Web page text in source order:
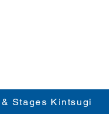
Stages Kintsugi